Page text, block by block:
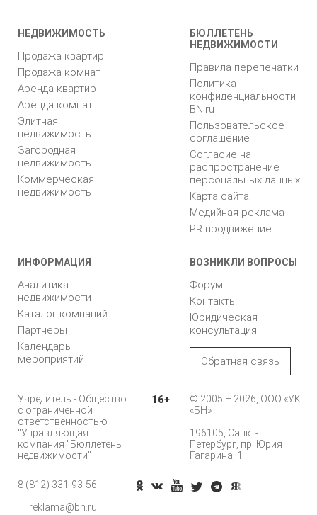
НЕДВИЖИМОСТЬ
Продажа квартир
Продажа комнат
Аренда квартир
Аренда комнат
Элитная
недвижимость
Загородная
недвижимость
Коммерческая
недвижимость
БЮЛЛЕТЕНЬ
НЕДВИЖИМОСТИ
Правила перепечатки
Политика
конфиденциальности
BN.ru
Пользовательское
соглашение
Согласие на
распространение
персональных данных
Карта сайта
Медийная реклама
PR продвижение
ИНФОРМАЦИЯ
Аналитика
недвижимости
Каталог компаний
Партнеры
Календарь
мероприятий
ВОЗНИКЛИ ВОПРОСЫ
Форум
Контакты
Юридическая
консультация
Обратная связь
Учредитель - Общество
с ограниченной
ответственностью
"Управляющая
компания "Бюллетень
недвижимости"
16+
© 2005 – 2026, ООО «УК
«БН»
196105, Санкт-
Петербург, пр. Юрия
Гагарина, 1
8 (812) 331-93-56
reklama@bn.ru